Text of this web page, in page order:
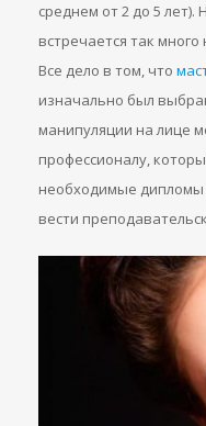
среднем от 2 до 5 лет).
встречается так
Все дело в том, что
изначально был
манипуляции на лице
профессионалу,
необходимые
вести